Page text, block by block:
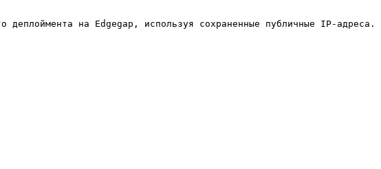
на Edgegap, используя сохраненные публичные IP-адреса.